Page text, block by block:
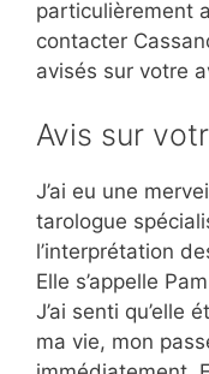
particulièrement
contacter
avisés sur votre
Avis sur
J’ai eu une
tarologue
l’interprétation
Elle s’appelle
J’ai senti qu’elle
ma vie, mon